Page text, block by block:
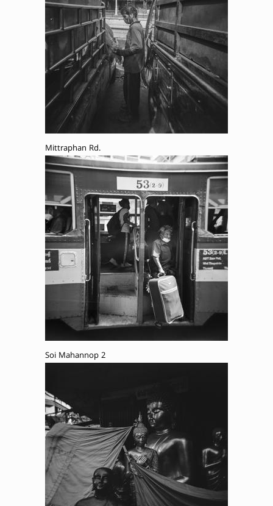
Mittraphan Rd.
Soi Mahannop 2